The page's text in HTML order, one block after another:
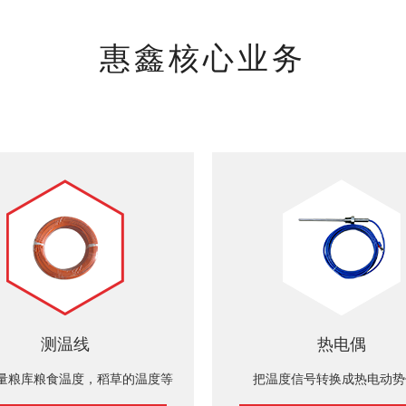
惠鑫核心业务
测温线
粮库粮食温度，稻草的温度等
热电偶
把温度信号转换成热电动